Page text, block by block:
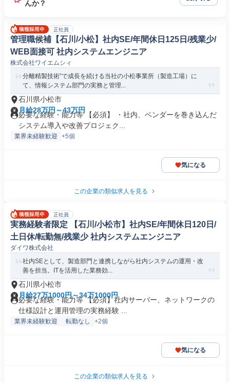
んか？
正社員
管理職候補【石川/小松】社内SE/年間休日125日/残業少/
WEB面接可 社内システムエンジニア
株式会社ワイエムシィ
分離精製技術”で成長を続ける当社の小松事業所（製造工場）に
て、情報システム部門の実務と管理...
石川県小松市
月給28万円～43万円
必要な経験・能力等 【必須】 ・社内、ベンダーを巻き込んだ
システム導入や改善プロジェク...
業界未経験歓迎 +5個
気になる
この企業の類似求人を見る
正社員
実務経験者限定 【石川/小松市】社内SE/年間休日120日/
土日休/転勤無/残業少 社内システムエンジニア
ダイワ株式会社
社内SEとして、製造部門と連携しながら社内システムの運用・改
善を担当。ITを活用した業務効...
石川県小松市
月給27万1000円～34万1000円
必要な経験・能力等 【必須】社内サーバー、ネットワークの
仕様設計と運用管理の実務経験 ...
業界未経験歓迎 転勤なし +2個
気になる
この企業の類似求人を見る